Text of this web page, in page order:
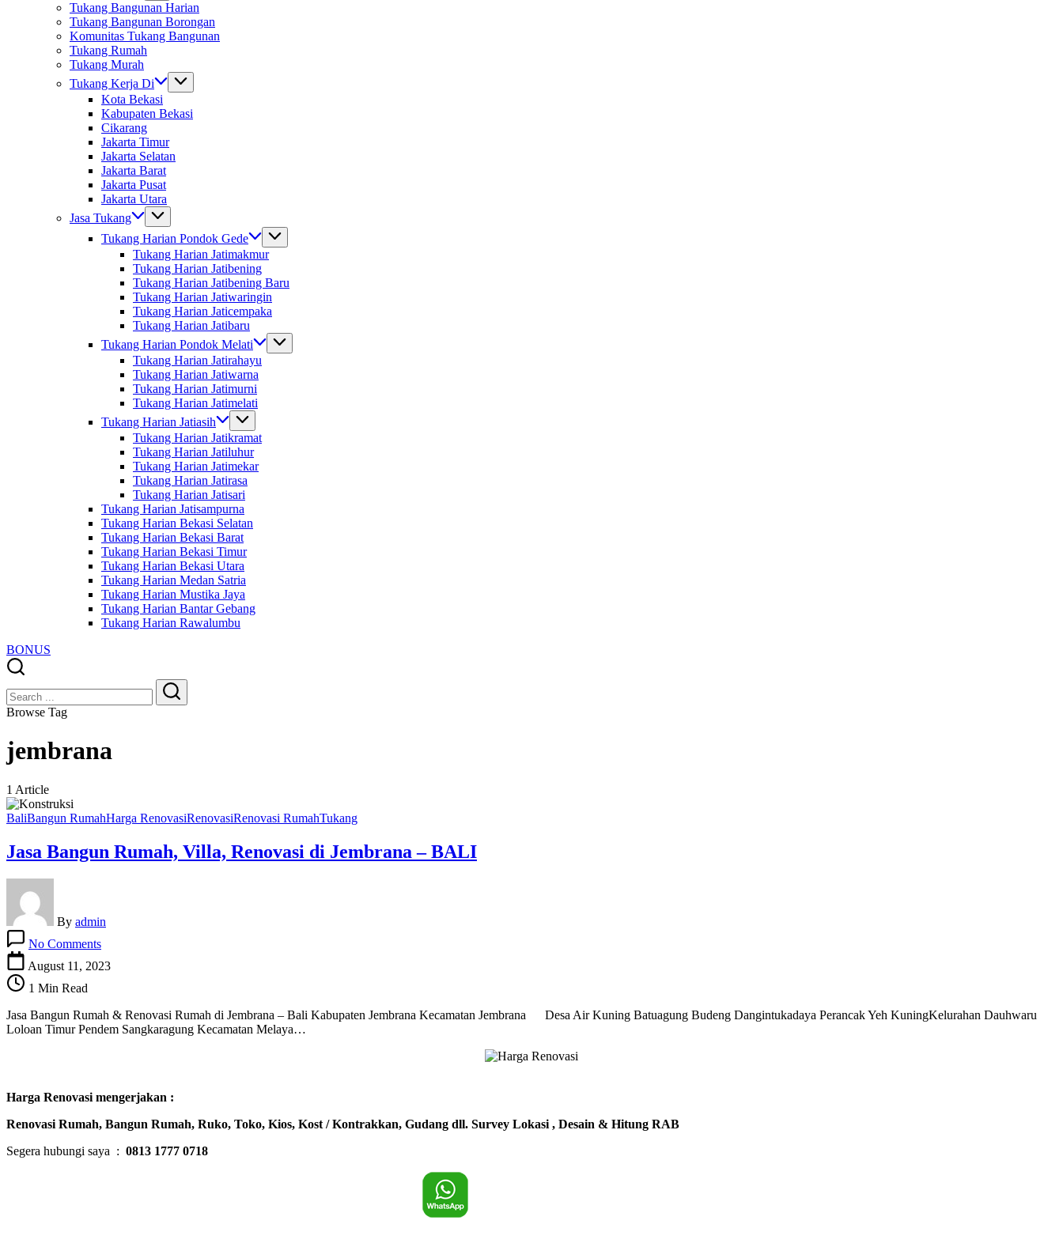
Tukang Bangunan Harian
Tukang Bangunan Borongan
Komunitas Tukang Bangunan
Tukang Rumah
Tukang Murah
Tukang Kerja Di
Kota Bekasi
Kabupaten Bekasi
Cikarang
Jakarta Timur
Jakarta Selatan
Jakarta Barat
Jakarta Pusat
Jakarta Utara
Jasa Tukang
Tukang Harian Pondok Gede
Tukang Harian Jatimakmur
Tukang Harian Jatibening
Tukang Harian Jatibening Baru
Tukang Harian Jatiwaringin
Tukang Harian Jaticempaka
Tukang Harian Jatibaru
Tukang Harian Pondok Melati
Tukang Harian Jatirahayu
Tukang Harian Jatiwarna
Tukang Harian Jatimurni
Tukang Harian Jatimelati
Tukang Harian Jatiasih
Tukang Harian Jatikramat
Tukang Harian Jatiluhur
Tukang Harian Jatimekar
Tukang Harian Jatirasa
Tukang Harian Jatisari
Tukang Harian Jatisampurna
Tukang Harian Bekasi Selatan
Tukang Harian Bekasi Barat
Tukang Harian Bekasi Timur
Tukang Harian Bekasi Utara
Tukang Harian Medan Satria
Tukang Harian Mustika Jaya
Tukang Harian Bantar Gebang
Tukang Harian Rawalumbu
BONUS
Search
Search
Browse Tag
jembrana
1 Article
BaliBangun RumahHarga RenovasiRenovasiRenovasi RumahTukang
Jasa Bangun Rumah, Villa, Renovasi di Jembrana – BALI
By admin
No CommentsJasa
Bangun
di
Jembrana
August 11, 2023
1 Min Read
Jasa Bangun Rumah & Renovasi Rumah di Jembrana – Bali Kabupaten Jembrana Kecamatan Jembrana Desa Air Kuning Batuagung Budeng Dangintukadaya Perancak Yeh KuningKelurahan Dauhwaru
Loloan Timur Pendem Sangkaragung Kecamatan Melaya…
Harga Renovasi mengerjakan :
Renovasi Rumah, Bangun Rumah, Ruko, Toko, Kios, Kost / Kontrakkan, Gudang dll. Survey Lokasi , Desain & Hitung RAB
Segera hubungi saya : 0813 1777 0718